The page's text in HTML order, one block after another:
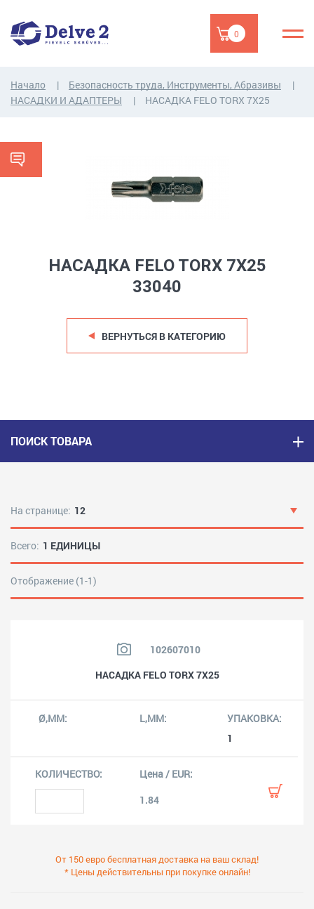
0
Начало
Безопасность труда, Инструменты, Абразивы
НАСАДКИ И АДАПТЕРЫ
НАСАДКA FELO TORX 7X25
НАСАДКA FELO TORX 7X25
33040
ВЕРНУТЬСЯ В КАТЕГОРИЮ
ПОИСК ТОВАРА
На странице: 12
Всего: 1 ЕДИНИЦЫ
Отображение (1-1)
102607010
НАСАДКA FELO TORX 7X25
1
1.84
От 150 евро бесплатная доставка на ваш склад!
* Цены действительны при покупке онлайн!